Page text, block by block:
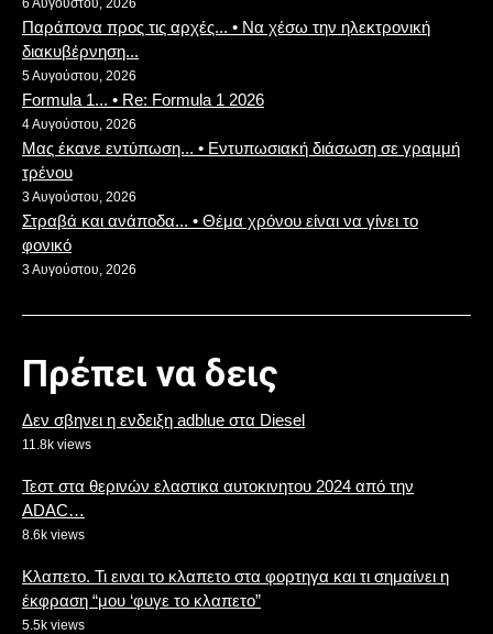
6 Αυγούστου, 2026
Παράπονα προς τις αρχές... • Να χέσω την ηλεκτρονική
διακυβέρνηση...
5 Αυγούστου, 2026
Formula 1... • Re: Formula 1 2026
4 Αυγούστου, 2026
Μας έκανε εντύπωση... • Εντυπωσιακή διάσωση σε γραμμή
τρένου
3 Αυγούστου, 2026
Στραβά και ανάποδα... • Θέμα χρόνου είναι να γίνει το
φονικό
3 Αυγούστου, 2026
Πρέπει να δεις
Δεν σβηνει η ενδειξη adblue στα Diesel
11.8k views
Τεστ στα θερινών ελαστικα αυτοκινητου 2024 από την
ADAC…
8.6k views
Κλαπετο. Τι ειναι το κλαπετο στα φορτηγα και τι σημαίνει η
έκφραση “μου ‘φυγε το κλαπετο”
5.5k views